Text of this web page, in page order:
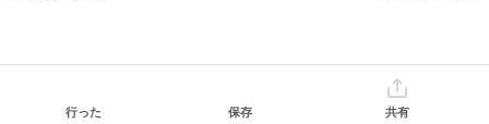
行った 保存 共有